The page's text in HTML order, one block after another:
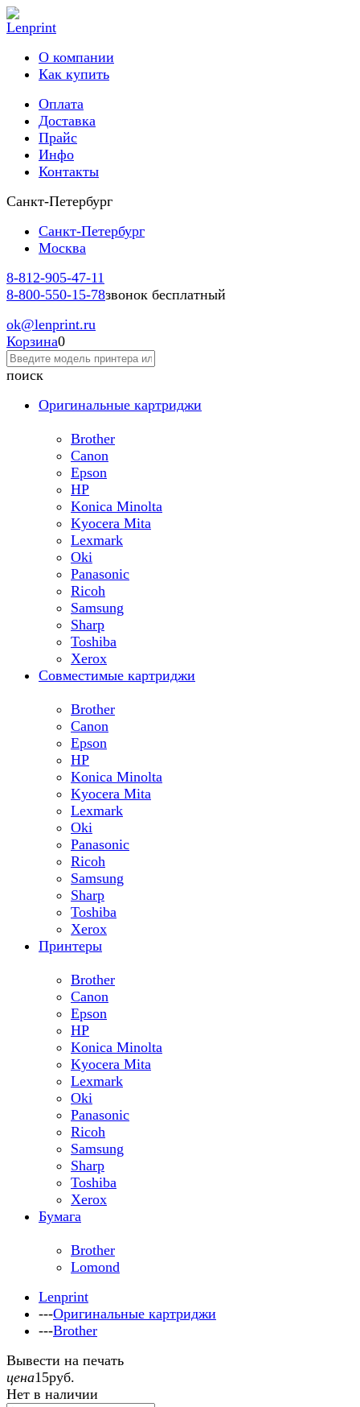
О компании
Как купить
Оплата
Доставка
Прайс
Инфо
Контакты
Санкт-Петербург
Санкт-Петербург
Москва
8-812-905-47-11
8-800-550-15-78звонок бесплатный
ok@lenprint.ru
Корзина0
поиск
Оригинальные картриджи
Brother
Canon
Epson
HP
Konica Minolta
Kyocera Mita
Lexmark
Oki
Panasonic
Ricoh
Samsung
Sharp
Toshiba
Xerox
Совместимые картриджи
Brother
Canon
Epson
HP
Konica Minolta
Kyocera Mita
Lexmark
Oki
Panasonic
Ricoh
Samsung
Sharp
Toshiba
Xerox
Принтеры
Brother
Canon
Epson
HP
Konica Minolta
Kyocera Mita
Lexmark
Oki
Panasonic
Ricoh
Samsung
Sharp
Toshiba
Xerox
Бумага
Brother
Lomond
Lenprint
---Оригинальные картриджи
---Brother
Вывести на печать
цена15руб.
Нет в наличии